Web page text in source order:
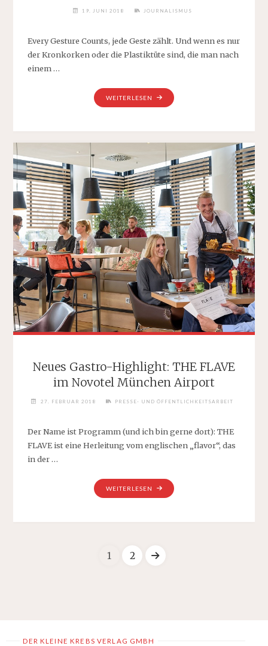
19. JUNI 2018 JOURNALISMUS
Every Gesture Counts, jede Geste zählt. Und wenn es nur
der Kronkorken oder die Plastiktüte sind, die man nach
einem …
WEITERLESEN
"MÜNCHNER
ACCORHOTELS
HAUPTVERWALTUNG
AKTIV
IHREM
11.
RAMADAMA
IM
ENGLISCHEN
GARTEN"
Neues Gastro-Highlight: THE FLAVE
im Novotel München Airport
27. FEBRUAR 2018 PRESSE- UND ÖFFENTLICHKEITSARBEIT
Der Name ist Programm (und ich bin gerne dort): THE
FLAVE ist eine Herleitung vom englischen „flavor“, das
in der …
WEITERLESEN
"NEUES
GASTRO-
THE
IM
NOVOTEL
1 2
DER KLEINE KREBS VERLAG GMBH